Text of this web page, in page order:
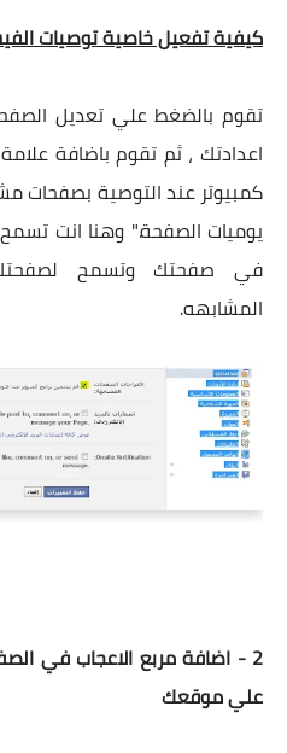
كيفية تفعيل خاصية توصيات
تقوم بالضغط علي تعديل
اعدادتك ، ثم تقوم باضافة
كمبيوتر‏ عند التوصية
يوميات الصفحة." وهنا انت
في صفحتك وتسمح
المشابهه.
2 - اضافة مربع الاعجاب في
علي موقعك